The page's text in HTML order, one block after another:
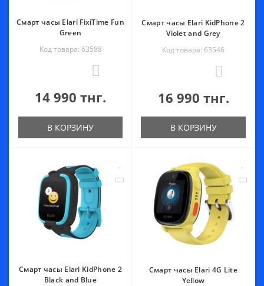
Смарт часы Elari FixiTime Fun
Green
Код товара: 63588
14 990 тнг.
В КОРЗИНУ
Смарт часы Elari KidPhone 2
Violet and Grey
Код товара: 63546
16 990 тнг.
В КОРЗИНУ
Смарт часы Elari KidPhone 2
Black and Blue
Смарт часы Elari 4G Lite
Yellow